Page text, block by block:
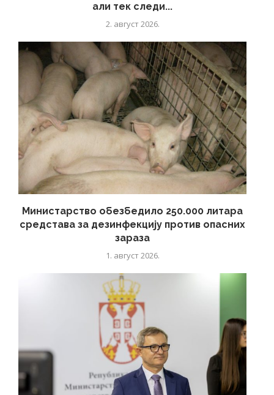
али тек следи...
2. август 2026.
Министарство обезбедило 250.000 литара
средстава за дезинфекцију против опасних
зараза
1. август 2026.